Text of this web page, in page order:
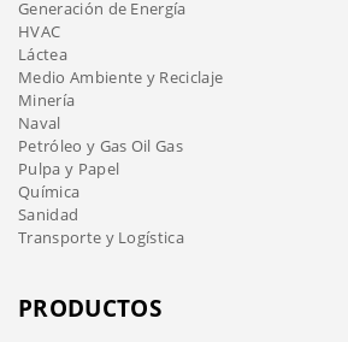
Generación de Energía
HVAC
Láctea
Medio Ambiente y Reciclaje
Minería
Naval
Petróleo y Gas Oil Gas
Pulpa y Papel
Química
Sanidad
Transporte y Logística
PRODUCTOS